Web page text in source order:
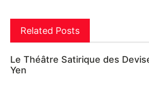
Related Posts
Le Théâtre Satirique des
Yen